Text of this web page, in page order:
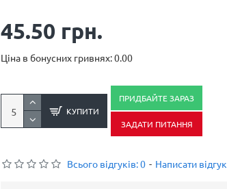
Всього відгуків: 0 - Написати відгук
45.50 грн.
Ціна в бонусних гривнях: 0.00
КУПИТИ
ПРИДБАЙТЕ ЗАРАЗ
ЗАДАТИ ПИТАННЯ